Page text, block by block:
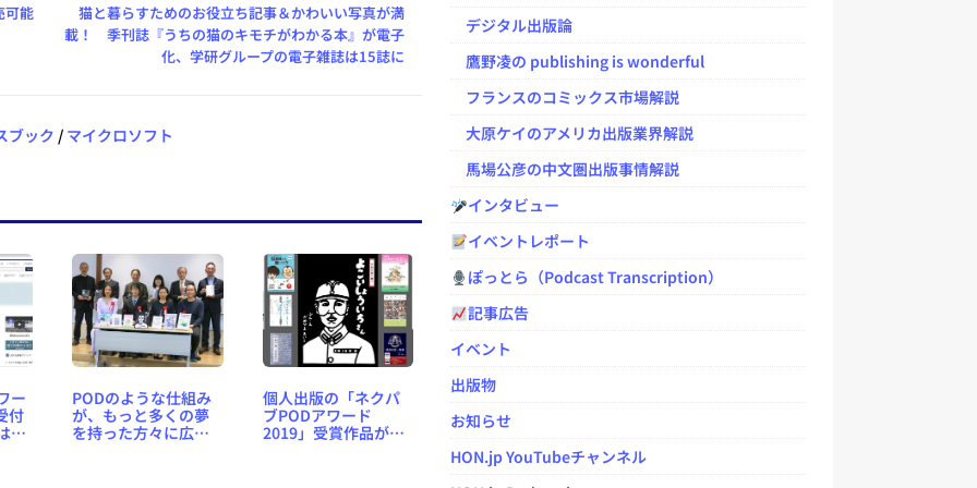
可能
猫と暮らすためのお役立ち記事＆かわいい写真が満
載！ 季刊誌『うちの猫のキモチがわかる本』が電子
化、学研グループの電子雑誌は15誌に
ブック / マイクロソフト
ー
付
12
PODのような仕組み
が、もっと多くの夢
を持った方々に広く
個人出版の「ネクパ
ブPODアワード
2019」受賞作品が発
デジタル出版論
鷹野凌の publishing is wonderful
フランスのコミックス市場解説
大原ケイのアメリカ出版業界解説
馬場公彦の中文圏出版事情解説
インタビュー
イベントレポート
ぽっとら（Podcast Transcription）
記事広告
イベント
出版物
お知らせ
HON.jp YouTubeチャンネル